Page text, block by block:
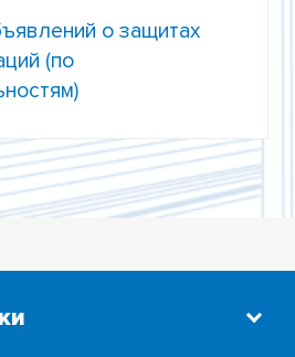
И
ЖУРНАЛОВ И
о защитах
(по